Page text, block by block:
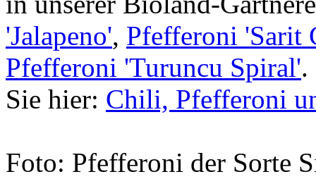
'Jalapeno', Pfefferoni 'Sarit
Pfefferoni 'Turuncu Spiral'.
Sie hier: Chili, Pfefferoni
Foto: Pfefferoni der Sorte